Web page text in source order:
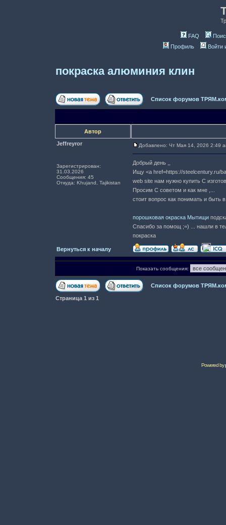
FAQ
Профиль
Войти
покраска алюминия клин
Список форумов
Автор
Jeffreyror
Зарегистрирован:
31.03.2026
Сообщения: 45
Откуда: Khujand, Tajikistan
Добавлено: Чт Мая 14, 2026 2:49
Добрый день ,,
Ищу <a href=https://steelcentury.ru/
web site нам нужно купить C
Просим C советом и как мне ,...
стоит вопрос как понимать и быть
порошковая окраска Мытищи
Спасибо за помощ ;=) ... нашли в
покраска
Вернуться к началу
Показать сообщения:
Список форумов
Страница 1 из 1
Powered by